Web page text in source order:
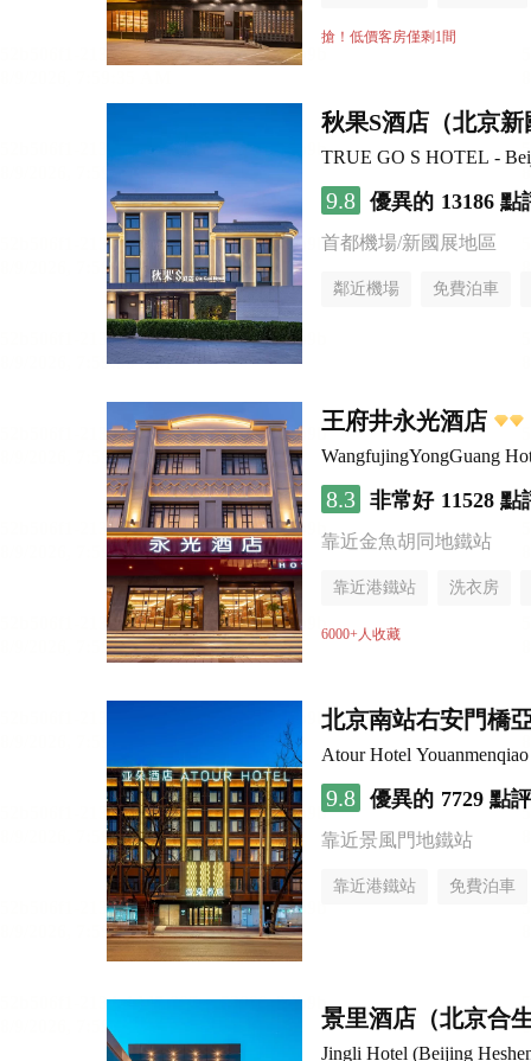
行李寄存服務
搶！低價客房僅剩1間
秋果S酒店（北京
TRUE GO S HOTEL -
9.8 優異的 13186 點
首都機場/新國展地區
鄰近機場 免費泊車
王府井永光酒店
WangfujingYongGuang
8.3 非常好 11528 點
靠近金魚胡同地鐵站
靠近港鐵站 洗衣房
6000+人收藏
北京南站右安門橋
Atour Hotel
9.8 優異的 7729 點評
靠近景風門地鐵站
靠近港鐵站 免費泊車
景里酒店（北京合
Jingli Hotel (Beijing